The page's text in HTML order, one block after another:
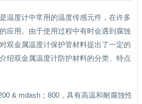
温度计中常用的温度传感元件，在许多
应用。由于使用过程中有时会遇到腐蚀
双金属温度计保护管材料提出了一定的
绍双金属温度计防护材料的分类、特点
& mdash；800，具有高温和耐腐蚀性